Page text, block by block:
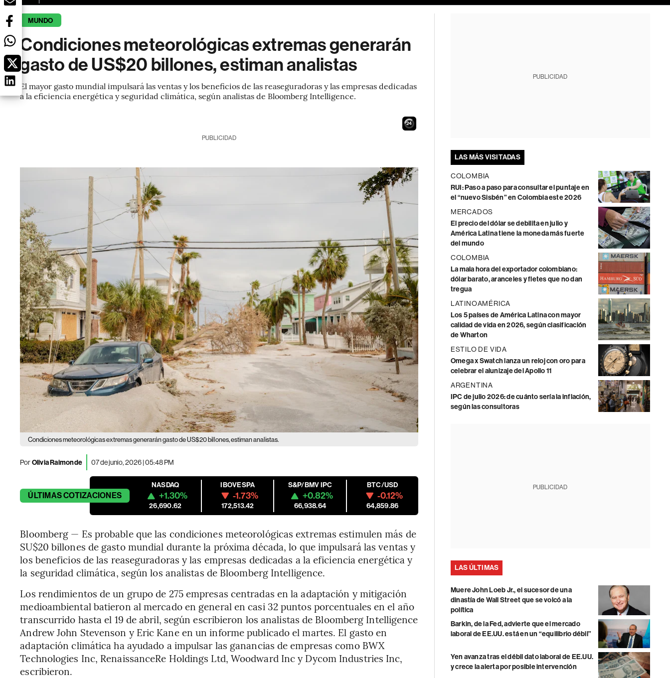
MUNDO
Condiciones meteorológicas extremas generarán
gasto de US$20 billones, estiman analistas
El mayor gasto mundial impulsará las ventas y los beneficios de las reaseguradoras y las empresas dedicadas
a la eficiencia energética y seguridad climática, según analistas de Bloomberg Intelligence.
23
PUBLICIDAD
Condiciones meteorológicas extremas generarán gasto de US$20 billones, estiman analistas.
PorOlivia Raimonde 07 de junio, 2026 | 05:48 PM
ÚLTIMASCOTIZACIONES
NASDAQ
+1.30%
26,690.62
IBOVESPA
-1.73%
172,513.42
S&P/BMV IPC
+0.82%
66,938.64
BTC/USD
-0.12%
64,859.86
Bloomberg — Es probable que las condiciones meteorológicas extremas estimulen más de
SU$20 billones de gasto mundial durante la próxima década, lo que impulsará las ventas y
los beneficios de las reaseguradoras y las empresas dedicadas a la eficiencia energética y
la seguridad climática, según los analistas de Bloomberg Intelligence.
Los rendimientos de un grupo de 275 empresas centradas en la adaptación y mitigación
medioambiental batieron al mercado en general en casi 32 puntos porcentuales en el año
transcurrido hasta el 19 de abril, según escribieron los analistas de Bloomberg Intelligence
Andrew John Stevenson y Eric Kane en un informe publicado el martes. El gasto en
adaptación climática ha ayudado a impulsar las ganancias de empresas como BWX
Technologies Inc, RenaissanceRe Holdings Ltd, Woodward Inc y Dycom Industries Inc,
escribieron.
PUBLICIDAD
LAS MÁS VISITADAS
COLOMBIA
RUI: Paso a paso para consultar el puntaje en
el “nuevo Sisbén” en Colombia este 2026
MERCADOS
El precio del dólar se debilita en julio y
América Latina tiene la moneda más fuerte
del mundo
COLOMBIA
La mala hora del exportador colombiano:
dólar barato, aranceles y fletes que no dan
tregua
LATINOAMÉRICA
Los 5 países de América Latina con mayor
calidad de vida en 2026, según clasificación
de Wharton
ESTILO DE VIDA
Omega x Swatch lanza un reloj con oro para
celebrar el alunizaje del Apollo 11
ARGENTINA
IPC de julio 2026: de cuánto sería la inflación,
según las consultoras
PUBLICIDAD
LAS ÚLTIMAS
Muere John Loeb Jr., el sucesor de una
dinastía de Wall Street que se volcó a la
política
Barkin, de la Fed, advierte que el mercado
laboral de EE.UU. está en un “equilibrio débil”
Yen avanza tras el débil dato laboral de EE.UU.
y crece la alerta por posible intervención